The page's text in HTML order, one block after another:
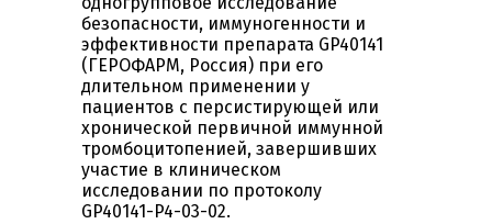
безопасности, иммуногенности и
эффективности препарата GP40141
(ГЕРОФАРМ, Россия) при его
длительном применении у
пациентов с персистирующей или
хронической первичной иммунной
тромбоцитопенией, завершивших
участие в клиническом
исследовании по протоколу
GP40141-P4-03-02.